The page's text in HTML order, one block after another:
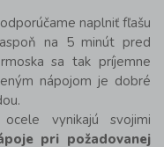
naplniť fľašu
na 5 minút pred
sa tak príjemne
nápojom je dobré
vynikajú svojimi
pri požadovanej